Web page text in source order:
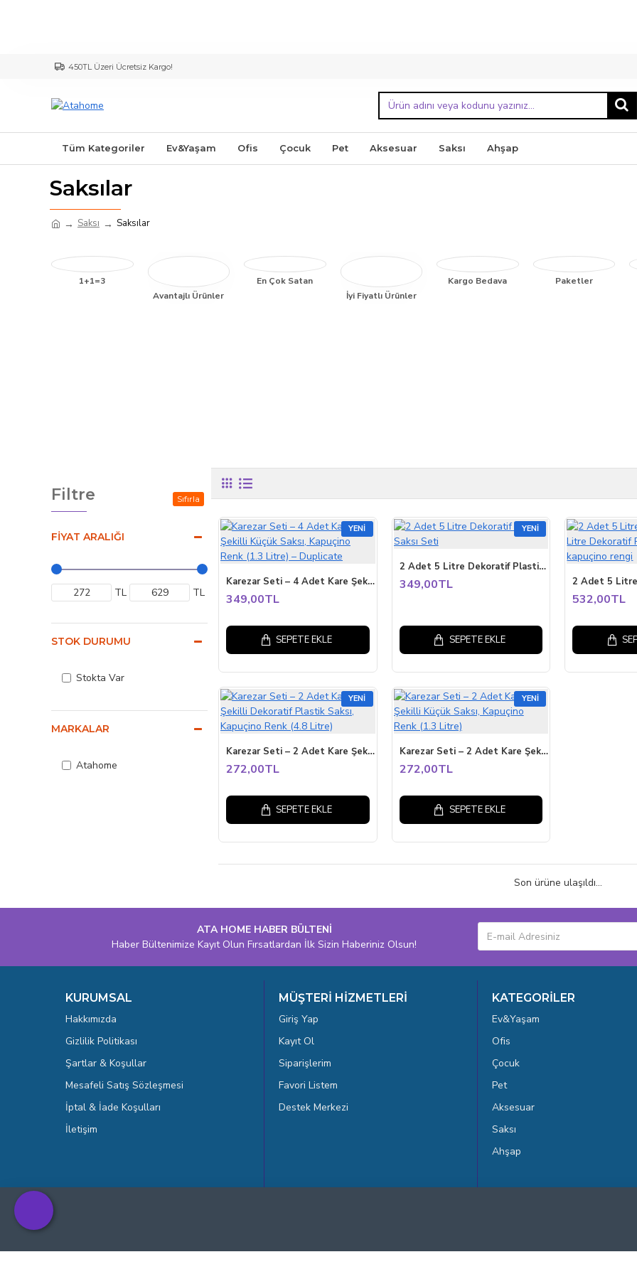
450TL Üzeri Ücretsiz Kargo!
Tüm Kategoriler Ev&Yaşam Ofis Çocuk Pet Aksesuar Saksı Ahşap
Saksı Saksılar
Saksılar
1+1=3
Avantajlı Ürünler
En Çok Satan
İyi Fiyatlı Ürünler
Kargo Bedava Paketler
Filtre Sıfırla
FIYAT ARALIĞI
TL TL
MARKALAR
Atahome
STOK DURUMU
Stokta Var
YENI
Karezar Seti – 4 Adet Kare Şekilli Küçük Saksı, Kapuçino Renk (1.3 Litre) – Duplicate
349,00TL
SEPETE EKLE
YENI
2 Adet 5 Litre Dekoratif Plastik Saksı Seti
349,00TL
SEPETE EKLE
532,00TL
YENI
Karezar Seti – 2 Adet Kare Şekilli Dekoratif Plastik Saksı, Kapuçino Renk (4.8 Litre)
272,00TL
SEPETE EKLE
YENI
Karezar Seti – 2 Adet Kare Şekilli Küçük Saksı, Kapuçino Renk (1.3 Litre)
272,00TL
SEPETE EKLE
Son ürüne ulaşıldı...
ATA HOME HABER BÜLTENİ
Haber Bültenimize Kayıt Olun Fırsatlardan İlk Sizin Haberiniz Olsun!
KURUMSAL
Hakkımızda
Gizlilik Politikası
Şartlar & Koşullar
Mesafeli Satış Sözleşmesi
İptal & İade Koşulları
İletişim
MÜŞTERİ HİZMETLERİ
Giriş Yap
Kayıt Ol
Siparişlerim
Favori Listem
Destek Merkezi
KATEGORİLER
Ev&Yaşam
Ofis
Çocuk
Pet
Aksesuar
Saksı
Ahşap